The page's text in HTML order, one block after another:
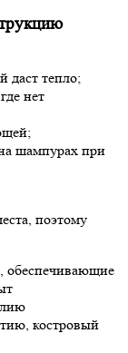
даст тепло;
нет
шампурах при
поэтому
обеспечивающие
костровый